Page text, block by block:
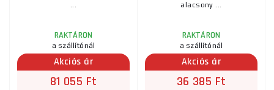
...
RAKTÁRON
a szállítónál
Akciós ár
81 055 Ft
alacsony ...
RAKTÁRON
a szállítónál
Akciós ár
36 385 Ft